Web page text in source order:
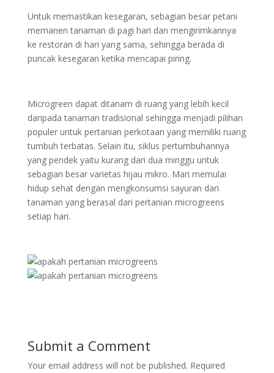
Untuk memastikan kesegaran, sebagian besar petani
memanen tanaman di pagi hari dan mengirimkannya
ke restoran di hari yang sama, sehingga berada di
puncak kesegaran ketika mencapai piring.
Microgreen dapat ditanam di ruang yang lebih kecil
daripada tanaman tradisional sehingga menjadi pilihan
populer untuk pertanian perkotaan yang memiliki ruang
tumbuh terbatas. Selain itu, siklus pertumbuhannya
yang pendek yaitu kurang dari dua minggu untuk
sebagian besar varietas hijau mikro. Mari memulai
hidup sehat dengan mengkonsumsi sayuran dari
tanaman yang berasal dari pertanian microgreens
setiap hari.
Submit a Comment
Your email address will not be published. Required